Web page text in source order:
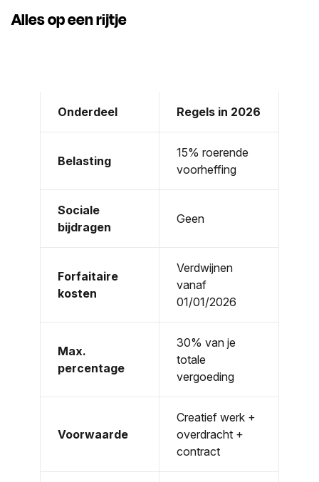
Alles op een rijtje
Onderdeel Regels in 2026
Belasting
15% roerende
voorheffing
Sociale
bijdragen
Geen
Forfaitaire
kosten
Verdwijnen
vanaf
01/01/2026
Max.
percentage
30% van je
totale
vergoeding
Voorwaarde
Creatief werk +
overdracht +
contract